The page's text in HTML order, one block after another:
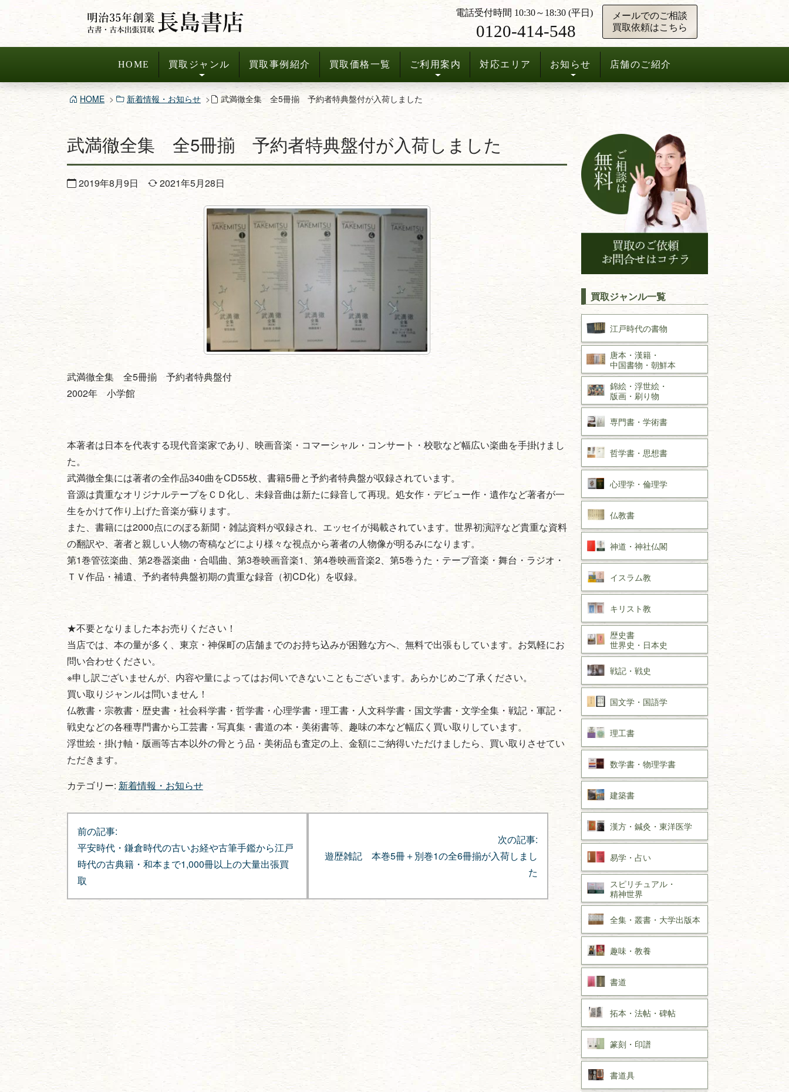
へ
HOME 買取ジャンル 買取事例紹介 買取価格一覧 ご利用案内 対応エリア お知らせ 店舗のご紹介
電話受付時間 10:30～18:30 (平日)
0120-414-548
メールでのご相談
買取依頼はこちら
HOME 新着情報・お知らせ 武満徹全集 全5冊揃 予約者特典盤付が入荷しました
武満徹全集 全5冊揃 予約者特典盤付が入荷しました
2019年8月9日 2021年5月28日
武満徹全集 全5冊揃 予約者特典盤付
2002年 小学館
本著者は日本を代表する現代音楽家であり、映画音楽・コマーシャル・コンサート・校歌など幅広い楽曲を手掛けまし
た。
武満徹全集には著者の全作品340曲をCD55枚、書籍5冊と予約者特典盤が収録されています。
音源は貴重なオリジナルテープをＣＤ化し、未録音曲は新たに録音して再現。処女作・デビュー作・遺作など著者が一
生をかけて作り上げた音楽が蘇ります。
また、書籍には2000点にのぼる新聞・雑誌資料が収録され、エッセイが掲載されています。世界初演評など貴重な資料
の翻訳や、著者と親しい人物の寄稿などにより様々な視点から著者の人物像が明るみになります。
第1巻管弦楽曲、第2巻器楽曲・合唱曲、第3巻映画音楽1、第4巻映画音楽2、第5巻うた・テープ音楽・舞台・ラジオ・
ＴＶ作品・補遺、予約者特典盤初期の貴重な録音（初CD化）を収録。
★不要となりました本お売りください！
当店では、本の量が多く、東京・神保町の店舗までのお持ち込みが困難な方へ、無料で出張もしています。お気軽にお
問い合わせください。
※申し訳ございませんが、内容や量によってはお伺いできないこともございます。あらかじめご了承ください。
買い取りジャンルは問いません！
仏教書・宗教書・歴史書・社会科学書・哲学書・心理学書・理工書・人文科学書・国文学書・文学全集・戦記・軍記・
戦史などの各種専門書から工芸書・写真集・書道の本・美術書等、趣味の本など幅広く買い取りしています。
浮世絵・掛け軸・版画等古本以外の骨とう品・美術品も査定の上、金額にご納得いただけましたら、買い取りさせてい
ただきます。
カテゴリー: 新着情報・お知らせ
投
稿
ナ
ビ
ョ
前の記事:
平安時代・鎌倉時代の古いお経や古筆手鑑から江戸
時代の古典籍・和本まで1,000冊以上の大量出張買
取
次の記事:
遊歴雑記 本巻5冊＋別巻1の全6冊揃が入荷しまし
た
買取ジャンル一覧
江戸時代の書物
唐本・漢籍・
中国書物・朝鮮本
錦絵・浮世絵・
版画・刷り物
専門書・ 学術書
哲学書・思想書
心理学・倫理学
仏教書
神道・神社仏閣
イスラム教
キリスト教
歴史書
世界史・ 日本史
戦記・戦史
国文学・ 国語学
理工書
数学書・ 物理学書
建築書
漢方・ 鍼灸・ 東洋医学
易学・ 占い
スピリチュアル・
精神世界
全集・ 叢書・ 大学出版本
趣味・ 教養
書道
拓本・法帖・ 碑帖
篆刻・印譜
書道具